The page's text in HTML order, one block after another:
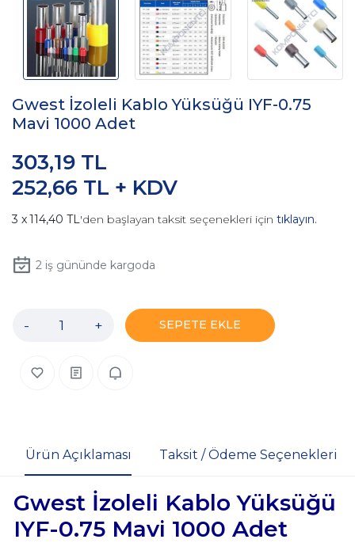
Gwest İzoleli Kablo Yüksüğü IYF-0.75
Mavi 1000 Adet
252,66 TL + KDV
303,19 TL
114,40 TL'den başlayan taksit seçenekleri için tıklayın.
2iş gününde kargoda
- + SEPETE EKLE
Ürün Açıklaması Taksit / Ödeme Seçenekleri
Gwest İzoleli Kablo Yüksüğü
IYF-0.75 Mavi 1000 Adet